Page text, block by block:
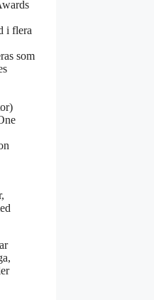
i flera
som